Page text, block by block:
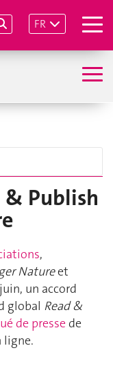
FR
& Publish
,
Natureet
un accord
global Read &
de presse de
ligne.